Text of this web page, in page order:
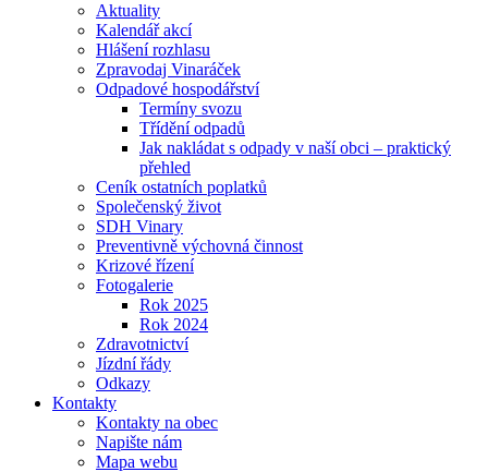
Aktuality
Kalendář akcí
Hlášení rozhlasu
Zpravodaj Vinaráček
Odpadové hospodářství
Termíny svozu
Třídění odpadů
Jak nakládat s odpady v naší obci – praktický
přehled
Ceník ostatních poplatků
Společenský život
SDH Vinary
Preventivně výchovná činnost
Krizové řízení
Fotogalerie
Rok 2025
Rok 2024
Zdravotnictví
Jízdní řády
Odkazy
Kontakty
Kontakty na obec
Napište nám
Mapa webu